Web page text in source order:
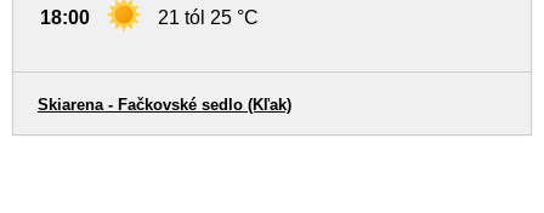
18:00 21 tól 25 °C
Skiarena - Fačkovské sedlo (Kľak)